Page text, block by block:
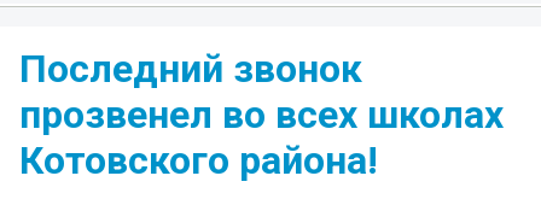
Последний звонок
прозвенел во всех школах
Котовского района!